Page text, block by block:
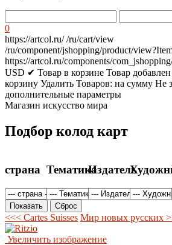
0
https://artcol.ru/ /ru/cart/view
/ru/component/jshopping/product/
https://artcol.ru/components/
USD ✔ Товар в корзине Товар
корзину Удалить Товаров: на сумму Не
дополнительные параметры
Магазин искусство мира
Подбор колод карт
страна ТематикаИздатель
<<< Cartes Suisses Мир новых русских
Увеличить изображение